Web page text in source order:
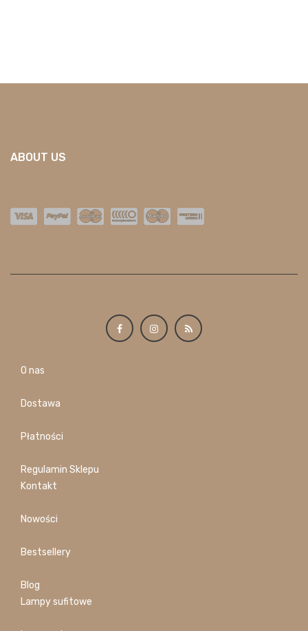
ABOUT US
O nas
Dostawa
Płatności
Regulamin Sklepu
Kontakt
Nowości
Bestsellery
Blog
Lampy sufitowe